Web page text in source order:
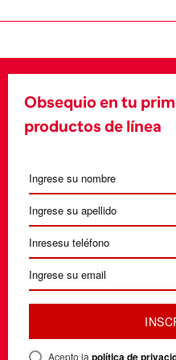
Obsequio en tu
productos de línea
Acepto la política de